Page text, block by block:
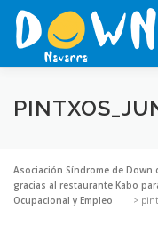
Saltar
contenido
INICIO
QUÉ HACEMOS
Asociación Síndrome de Down
gracias al restaurante Kabo
Ocupacional y Empleo
>